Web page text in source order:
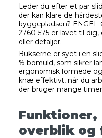
Leder du efter et par
der kan klare de
byggepladsen?
2760-575 er lavet til
eller detaljer.
Bukserne er syet i en
% bomuld, som sikrer
ergonomisk formede
knæ effektivt, når du
der bruger mange
overblik